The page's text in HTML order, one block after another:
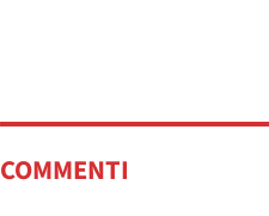
COMMENTI